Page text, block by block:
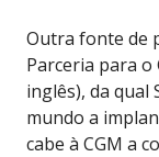
Outra fonte de
Parceria para o
inglês), da qual
mundo a
cabe à CGM a